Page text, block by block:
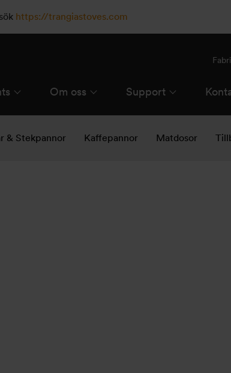
https://trangiastoves.com
Om oss Support
& Stekpannor Kaffepannor Matdosor